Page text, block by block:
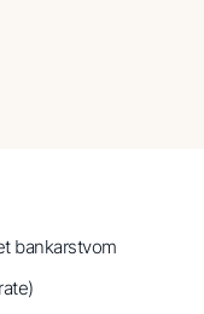
bankarstvom